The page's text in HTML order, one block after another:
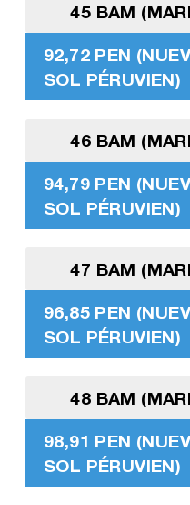
45 BAM
92,72 PEN
SOL PÉRUVIEN)
46 BAM
94,79 PEN
SOL PÉRUVIEN)
47 BAM
96,85 PEN
SOL PÉRUVIEN)
48 BAM
98,91 PEN
SOL PÉRUVIEN)